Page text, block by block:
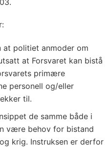
at politiet anmoder om
at Forsvaret kan bistå
primære
personell og/eller
til.
de samme både i
være behov for bistand
krig. Instruksen er derfor